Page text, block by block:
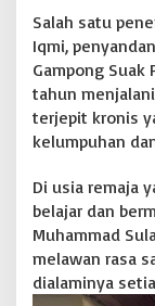
Salah satu
Iqmi,
Gampong
tahun
terjepit kronis
kelumpuhan
Di usia remaja
belajar dan
Muhammad
melawan rasa
dialaminya